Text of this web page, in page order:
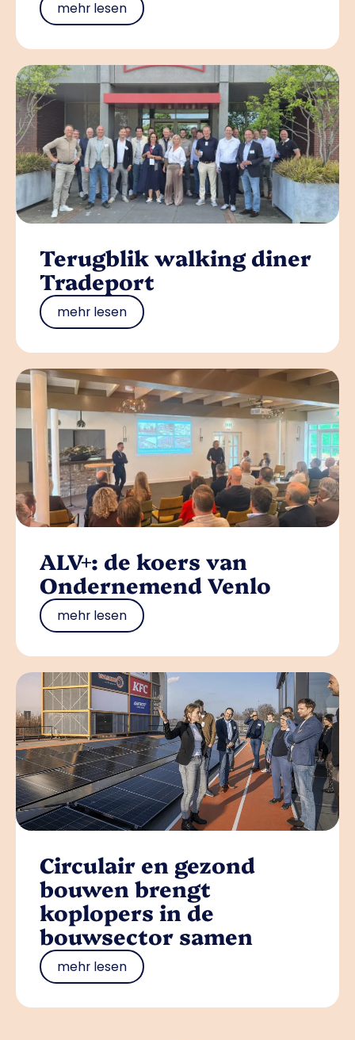
mehr lesen
Terugblik walking diner
Tradeport
mehr lesen
ALV+: de koers van
Ondernemend Venlo
mehr lesen
Circulair en gezond
bouwen brengt
koplopers in de
bouwsector samen
mehr lesen